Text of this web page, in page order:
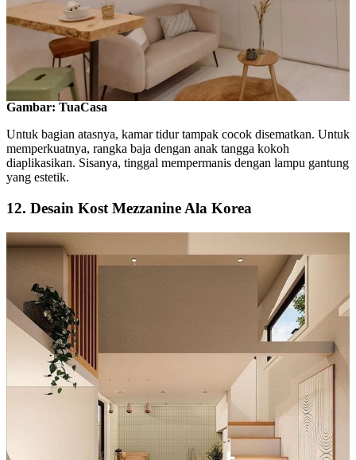
Gambar: TuaCasa
Untuk bagian atasnya, kamar tidur tampak cocok disematkan. Untuk
memperkuatnya, rangka baja dengan anak tangga kokoh
diaplikasikan. Sisanya, tinggal mempermanis dengan lampu gantung
yang estetik.
12. Desain Kost Mezzanine Ala Korea